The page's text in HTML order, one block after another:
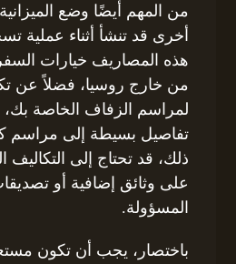
من المهم أيضًا وضع
أخرى قد تنشأ أثناء عملية
هذه المصاريف خيارات
من خارج روسيا، فضلاً عن
لمراسم الزفاف الخاصة بك،
تفاصيل بسيطة إلى مراسم
ذلك، قد تحتاج إلى التكاليف
على وثائق إضافية أو
المسؤولة.
باختصار، يجب أن تكون